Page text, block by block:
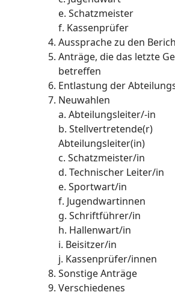
e. Schatzmeister
f. Kassenprüfer
Aussprache zu den
Anträge, die das letzte
betreffen
Entlastung der
Neuwahlen
a. Abteilungsleiter/-in
b. Stellvertretende(r)
Abteilungsleiter(in)
c. Schatzmeister/in
d. Technischer Leiter/in
e. Sportwart/in
f. Jugendwartinnen
g. Schriftführer/in
h. Hallenwart/in
i. Beisitzer/in
j. Kassenprüfer/innen
Sonstige Anträge
Verschiedenes